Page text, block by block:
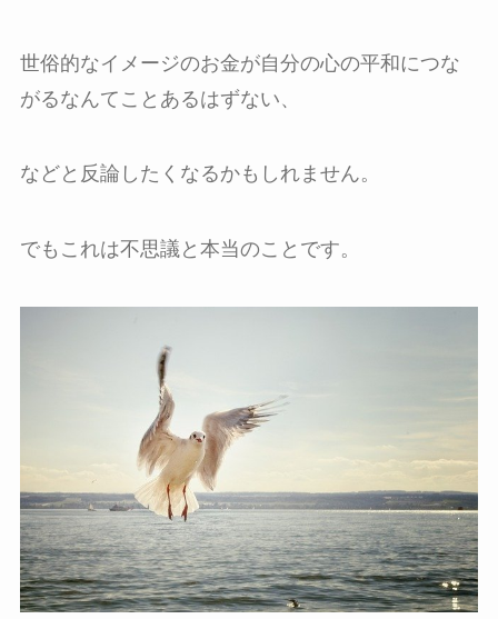
世俗的なイメージのお金が自分の心の平和につな
がるなんてことあるはずない、
などと反論したくなるかもしれません。
でもこれは不思議と本当のことです。